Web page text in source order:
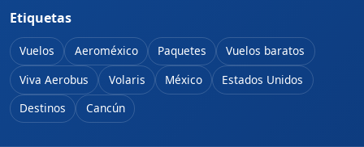
Etiquetas
Vuelos Aeroméxico Paquetes
Vuelos baratos
Viva Aerobus
Volaris México
Estados Unidos
Destinos
Cancún